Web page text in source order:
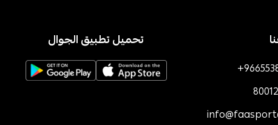
تحميل تطبيق الجوال